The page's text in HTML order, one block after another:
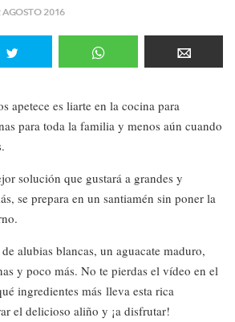
AGOSTO 2016
apetece es liarte en la cocina para
para toda la familia y menos aún cuando
solución que gustará a grandes y
se prepara en un santiamén sin poner la
alubias blancas, un aguacate maduro,
y poco más. No te pierdas el vídeo en el
ingredientes más lleva esta rica
el delicioso aliño y ¡a disfrutar!